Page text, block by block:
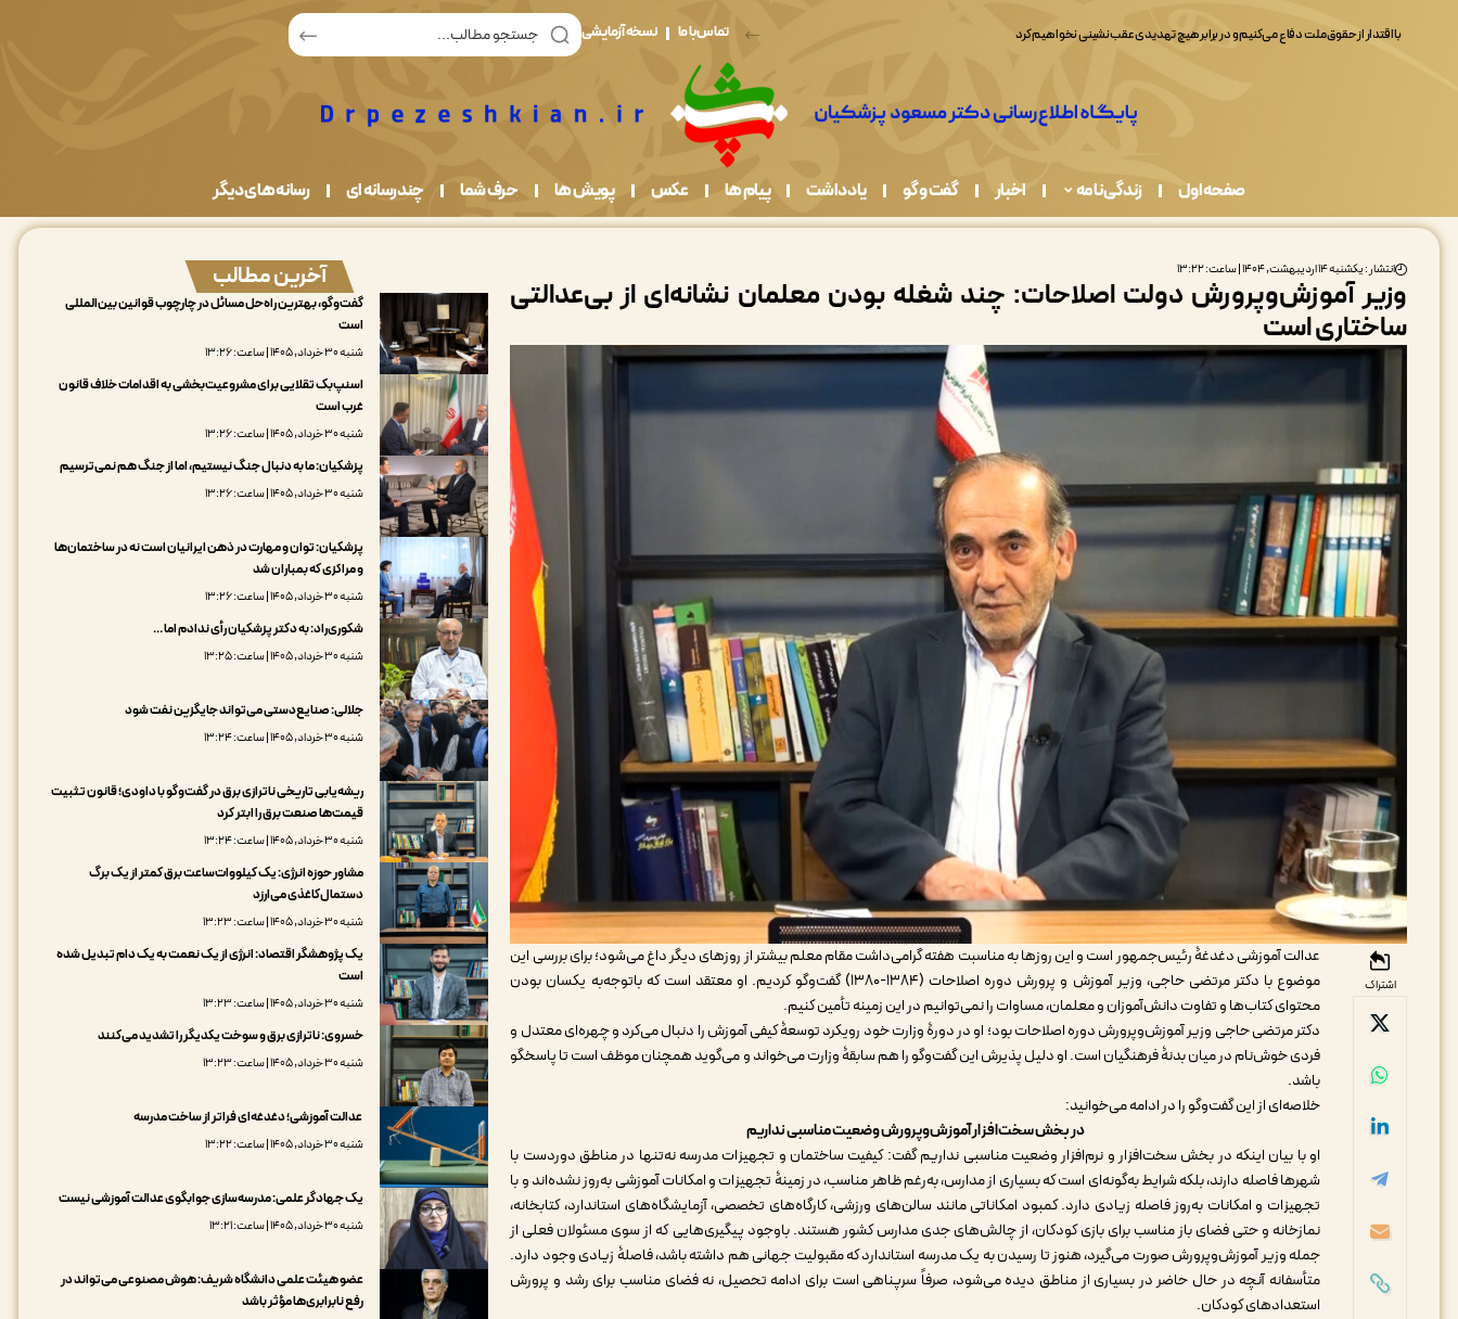
همه ما در قبال حفاظت از محیط زیست مسئولیم تماس با ما نسخه آزمایشی
صفحه اول زندگی نامه اخبار گفت و گو یادداشت پیام ها عکس پویش ها حرف شما چندرسانه ای رسانه های دیگر
انتشار : یکشنبه ۱۴ اردیبهشت, ۱۴۰۴ | ساعت: ۱۳:۲۲
وزیر آموزش‌وپرورش دولت اصلاحات: چند شغله بودن معلمان نشانه‌ای از بی‌عدالتی
ساختاری است
اشتراک
عدالت آموزشی دغدغۀ رئیس‌جمهور است و این روزها به مناسبت هفته گرامی‌داشت مقام معلم بیشتر از روزهای دیگر داغ می‌شود؛ برای بررسی این
موضوع با دکتر مرتضی حاجی، وزیر آموزش و پرورش دوره اصلاحات (۱۳۸۴-۱۳۸۰) گفت‌وگو کردیم. او معتقد است که باتوجه‌به یکسان بودن
محتوای کتاب‌ها و تفاوت دانش‌آموزان و معلمان، مساوات را نمی‌توانیم در این زمینه تأمین کنیم.
دکتر مرتضی حاجی وزیر آموزش‌وپرورش دوره اصلاحات بود؛ او در دورۀ وزارت خود رویکرد توسعۀ کیفی آموزش را دنبال می‌کرد و چهره‌ای معتدل و
فردی خوش‌نام در میان بدنۀ فرهنگیان است. او دلیل پذیرش این گفت‌وگو را هم سابقۀ وزارت می‌خواند و می‌گوید همچنان موظف است تا پاسخگو
باشد.
خلاصه‌ای از این گفت‌وگو را در ادامه می‌خوانید:
در بخش سخت‌افزار آموزش‌وپرورش وضعیت مناسبی نداریم
او با بیان اینکه در بخش سخت‌افزار و نرم‌افزار وضعیت مناسبی نداریم گفت: کیفیت ساختمان و تجهیزات مدرسه نه‌تنها در مناطق دوردست با
شهرها فاصله دارند، بلکه شرایط به‌گونه‌ای است که بسیاری از مدارس، به‌رغم ظاهر مناسب، در زمینۀ تجهیزات و امکانات آموزشی به‌روز نشده‌اند و با
تجهیزات و امکانات به‌روز فاصله زیادی دارد. کمبود امکاناتی مانند سالن‌های ورزشی، کارگاه‌های تخصصی، آزمایشگاه‌های استاندارد، کتابخانه،
نمازخانه و حتی فضای باز مناسب برای بازی کودکان، از چالش‌های جدی مدارس کشور هستند. باوجود پیگیری‌هایی که از سوی مسئولان فعلی از
جمله وزیر آموزش‌وپرورش صورت می‌گیرد، هنوز تا رسیدن به یک مدرسه استاندارد که مقبولیت جهانی هم داشته باشد، فاصلۀ زیادی وجود دارد.
متأسفانه آنچه در حال حاضر در بسیاری از مناطق دیده می‌شود، صرفاً سرپناهی است برای ادامه تحصیل، نه فضای مناسب برای رشد و پرورش
استعدادهای کودکان.
آخرین مطالب
گفت‌وگو، بهترین راه‌حل مسائل در چارچوب قوانین بین‌المللی
است
شنبه ۳۰ خرداد, ۱۴۰۵ | ساعت: ۱۳:۲۶
اسنپ‌بک تقلایی برای مشروعیت‌بخشی به اقدامات خلاف قانون
غرب است
شنبه ۳۰ خرداد, ۱۴۰۵ | ساعت: ۱۳:۲۶
پزشکیان: ما به دنبال جنگ نیستیم، اما از جنگ هم نمی‌ترسیم
شنبه ۳۰ خرداد, ۱۴۰۵ | ساعت: ۱۳:۲۶
پزشکیان: توان و مهارت در ذهن ایرانیان است نه در ساختمان‌ها
و مراکزی که بمباران شد
شنبه ۳۰ خرداد, ۱۴۰۵ | ساعت: ۱۳:۲۶
شکوری‌راد: به دکتر پزشکیان رأی ندادم اما …
شنبه ۳۰ خرداد, ۱۴۰۵ | ساعت: ۱۳:۲۵
جلالی: صنایع‌دستی می‌تواند جایگزین نفت شود
شنبه ۳۰ خرداد, ۱۴۰۵ | ساعت: ۱۳:۲۴
ریشه‌یابی تاریخی ناترازی برق در گفت‌وگو با داودی؛ قانون تثبیت
قیمت‌ها صنعت برق را ابتر کرد
شنبه ۳۰ خرداد, ۱۴۰۵ | ساعت: ۱۳:۲۴
مشاور حوزه انرژی: یک کیلووات‌ساعت برق کمتر از یک برگ
دستمال‌کاغذی می‌ارزد
شنبه ۳۰ خرداد, ۱۴۰۵ | ساعت: ۱۳:۲۳
یک پژوهشگر اقتصاد: انرژی از یک نعمت به یک دام تبدیل شده
است
شنبه ۳۰ خرداد, ۱۴۰۵ | ساعت: ۱۳:۲۳
خسروی: ناترازی برق و سوخت یکدیگر را تشدید می‌کنند
شنبه ۳۰ خرداد, ۱۴۰۵ | ساعت: ۱۳:۲۳
عدالت آموزشی؛ دغدغه‌ای فراتر از ساخت مدرسه
شنبه ۳۰ خرداد, ۱۴۰۵ | ساعت: ۱۳:۲۲
یک جهادگر علمی: مدرسه‌سازی جوابگوی عدالت آموزشی نیست
شنبه ۳۰ خرداد, ۱۴۰۵ | ساعت: ۱۳:۲۱
عضو هیئت علمی دانشگاه شریف: هوش مصنوعی می‌تواند در
رفع نابرابری‌ها مؤثر باشد